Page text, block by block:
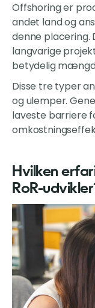
Offshoring er
andet land og
denne placering.
langvarige
betydelig
Disse tre typer
og ulemper.
laveste barriere
Hvilken
RoR-